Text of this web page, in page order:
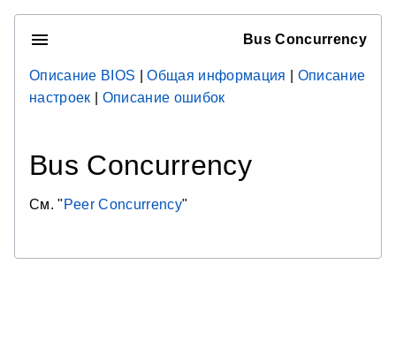
Bus Concurrency
Описание BIOS |Общая информация
Описание
настроек
Описание ошибок
Bus Concurrency
См. " Peer Concurrency"